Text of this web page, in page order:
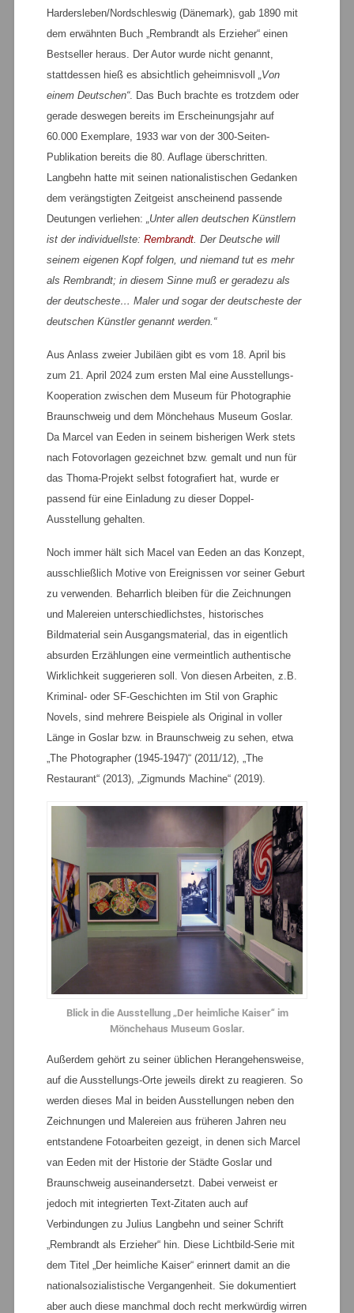
Hardersleben/Nordschleswig (Dänemark), gab 1890 mit
dem erwähnten Buch „Rembrandt als Erzieher“ einen
Bestseller heraus. Der Autor wurde nicht genannt,
stattdessen hieß es absichtlich geheimnisvoll„Von
einem Deutschen“. Das Buch brachte es trotzdem oder
gerade deswegen bereits im Erscheinungsjahr auf
60.000 Exemplare, 1933 war von der 300-Seiten-
Publikation bereits die 80. Auflage überschritten.
Langbehn hatte mit seinen nationalistischen Gedanken
dem verängstigten Zeitgeist anscheinend passende
Deutungen verliehen:„Unter allen deutschen Künstlern
ist der individuellste:Rembrandt. Der Deutsche will
seinem eigenen Kopf folgen, und niemand tut es mehr
als Rembrandt; in diesem Sinne muß er geradezu als
der deutscheste… Maler und sogar der deutscheste der
deutschen Künstler genannt werden.“
Aus Anlass zweier Jubiläen gibt es vom 18. April bis
zum 21. April 2024 zum ersten Mal eine Ausstellungs-
Kooperation zwischen dem Museum für Photographie
Braunschweig und dem Mönchehaus Museum Goslar.
Da Marcel van Eeden in seinem bisherigen Werk stets
nach Fotovorlagen gezeichnet bzw. gemalt und nun für
das Thoma-Projekt selbst fotografiert hat, wurde er
passend für eine Einladung zu dieser Doppel-
Ausstellung gehalten.
Noch immer hält sich Macel van Eeden an das Konzept,
ausschließlich Motive von Ereignissen vor seiner Geburt
zu verwenden. Beharrlich bleiben für die Zeichnungen
und Malereien unterschiedlichstes, historisches
Bildmaterial sein Ausgangsmaterial, das in eigentlich
absurden Erzählungen eine vermeintlich authentische
Wirklichkeit suggerieren soll. Von diesen Arbeiten, z.B.
Kriminal- oder SF-Geschichten im Stil von Graphic
Novels, sind mehrere Beispiele als Original in voller
Länge in Goslar bzw. in Braunschweig zu sehen, etwa
„The Photographer (1945-1947)“ (2011/12), „The
Restaurant“ (2013), „Zigmunds Machine“ (2019).
Blick in die Ausstellung „Der heimliche Kaiser“ im
Mönchehaus Museum Goslar.
Außerdem gehört zu seiner üblichen Herangehensweise,
auf die Ausstellungs-Orte jeweils direkt zu reagieren. So
werden dieses Mal in beiden Ausstellungen neben den
Zeichnungen und Malereien aus früheren Jahren neu
entstandene Fotoarbeiten gezeigt, in denen sich Marcel
van Eeden mit der Historie der Städte Goslar und
Braunschweig auseinandersetzt. Dabei verweist er
jedoch mit integrierten Text-Zitaten auch auf
Verbindungen zu Julius Langbehn und seiner Schrift
„Rembrandt als Erzieher“ hin. Diese Lichtbild-Serie mit
dem Titel „Der heimliche Kaiser“ erinnert damit an die
nationalsozialistische Vergangenheit. Sie dokumentiert
aber auch diese manchmal doch recht merkwürdig wirren